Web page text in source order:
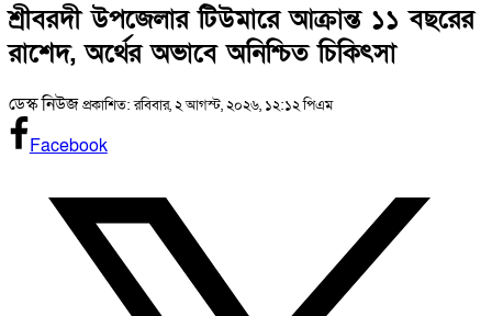
শ্রীবরদী উপজেলার টিউমারে আক্রান্ত ১১ বছরের
রাশেদ, অর্থের অভাবে অনিশ্চিত চিকিৎসা
ডেস্ক নিউজপ্রকাশিত: রবিবার, ২ আগস্ট, ২০২৬, ১২:১২ পিএম
Facebook